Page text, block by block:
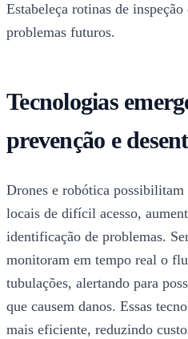
Estabeleça rotinas de
problemas futuros.
Tecnologias
prevenção e
Drones e robótica possibilitam
locais de difícil acesso,
identificação de problemas.
monitoram em tempo real o
tubulações, alertando para
que causem danos. Essas
mais eficiente, reduzindo